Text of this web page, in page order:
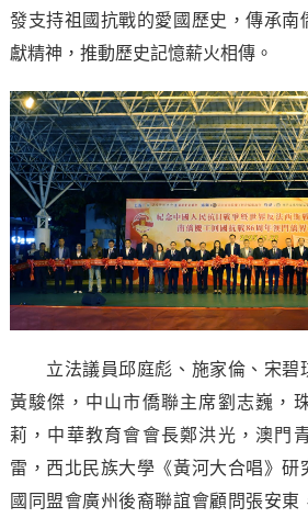
發支持祖國抗戰的愛國歷史，傳承
獻精神，推動歷史記憶薪火相傳。
立法議員邱庭彪、施家倫、宋碧
黃駿傑，中山市僑聯主席劉志巍，
莉，中華教育會會長鄭洪光，澳門
雷，西北民族大學《黃河大合唱》
國同盟會廣州後裔聯誼會顧問張安